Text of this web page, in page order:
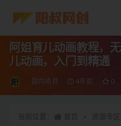
阿姐育儿动画教程，
儿动画，入门到精通
国内项目 4年前 0